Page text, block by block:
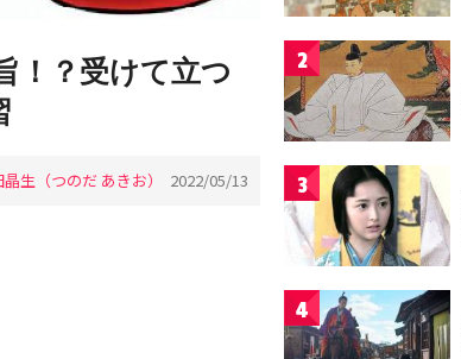
！？受けて立つ
生（つのだ あきお） 2022/05/13
2
3
4